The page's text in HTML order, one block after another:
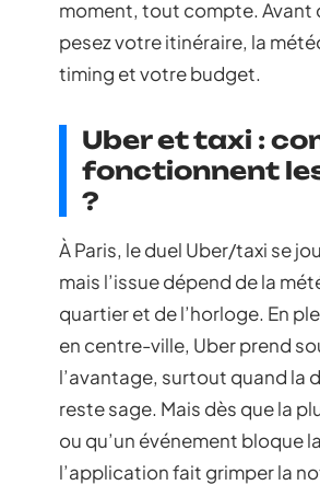
moment, tout compte. Avant
pesez votre itinéraire, la
timing et votre budget.
Uber et taxi :
fonctionnent
?
À Paris, le duel Uber/taxi se
mais l’issue dépend de la
quartier et de l’horloge. En
en centre-ville, Uber prend
l’avantage, surtout quand la
reste sage. Mais dès que la
ou qu’un événement bloque
l’application fait grimper la